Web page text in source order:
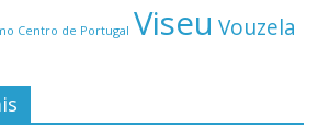
Centro de Portugal Viseu Vouzela